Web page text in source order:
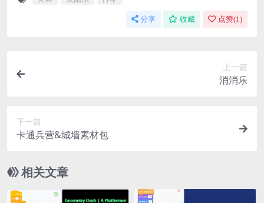
分享 收藏 点赞(1)
上一篇
消消乐
下一篇
卡通兵营&城墙素材包
相关文章